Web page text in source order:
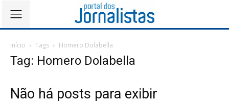
Início Tags Homero Dolabella
Tag: Homero Dolabella
Não há posts para exibir